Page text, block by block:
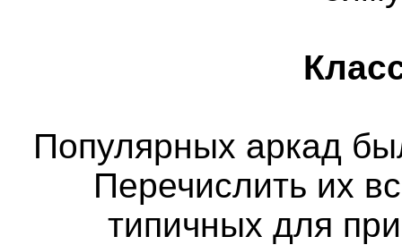
Популярных аркад
Перечислить их
типичных для